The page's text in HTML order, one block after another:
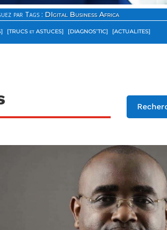
par Tags : DIgital Business Africa
[TRUCS et ASTUCES] [DIAGNOS’TIC] [ACTUALITES]